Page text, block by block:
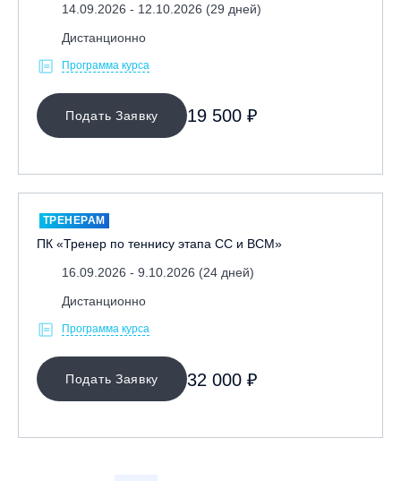
14.09.2026 - 12.10.2026 (29 дней)
Дистанционно
Программа курса
Подать Заявку 19 500 ₽
ТРЕНЕРАМ
ПК «Тренер по теннису этапа СС и ВСМ»
16.09.2026 - 9.10.2026 (24 дней)
Дистанционно
Программа курса
Подать Заявку 32 000 ₽